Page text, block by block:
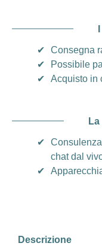
✔
Consegna
✔
Possibile
✔
Acquisto in
✔
chat dal
✔
Descrizione